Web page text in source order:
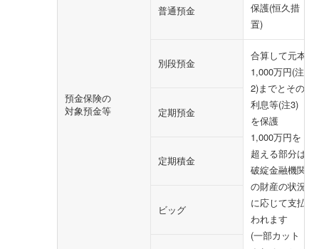
預金保険の
対象預金等
保護(恒久措
置)
普通預金
別段預金
合算して元本
1,000万円(注
2)までとその
利息等(注3)
を保護
1,000万円を
超える部分は
破綻金融機関
の財産の状況
に応じて支払
われます
(一部カット
定期預金
定期積金
ビッグ